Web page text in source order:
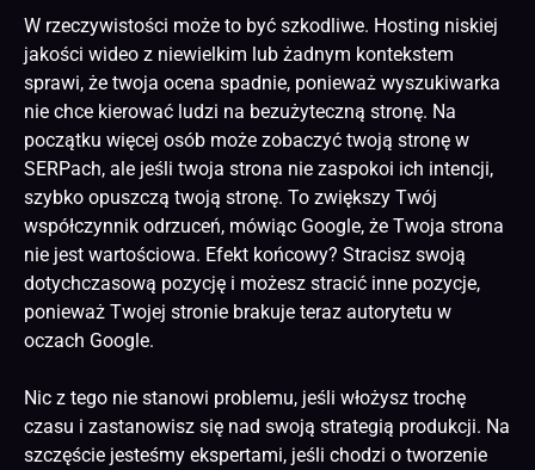
W rzeczywistości może to być szkodliwe. Hosting niskiej
jakości wideo z niewielkim lub żadnym kontekstem
sprawi, że twoja ocena spadnie, ponieważ wyszukiwarka
nie chce kierować ludzi na bezużyteczną stronę. Na
początku więcej osób może zobaczyć twoją stronę w
SERPach, ale jeśli twoja strona nie zaspokoi ich intencji,
szybko opuszczą twoją stronę. To zwiększy Twój
współczynnik odrzuceń, mówiąc Google, że Twoja strona
nie jest wartościowa. Efekt końcowy? Stracisz swoją
dotychczasową pozycję i możesz stracić inne pozycje,
ponieważ Twojej stronie brakuje teraz autorytetu w
oczach Google.
Nic z tego nie stanowi problemu, jeśli włożysz trochę
czasu i zastanowisz się nad swoją strategią produkcji. Na
szczęście jesteśmy ekspertami, jeśli chodzi o tworzenie